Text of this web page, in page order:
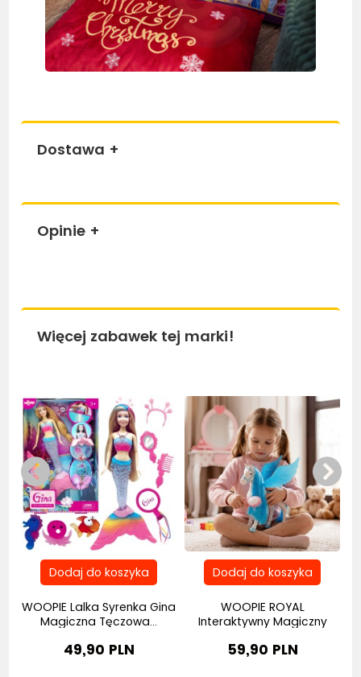
Dostawa +
Opinie +
Więcej zabawek tej marki!
WOOPIE Lalka Syrenka Gina
Magiczna Tęczowa...
49,90 PLN
WOOPIE ROYAL
Interaktywny Magiczny
59,90 PLN